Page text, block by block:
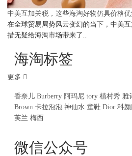
中美互加关税，这些海淘好物仍具价格优
在全球贸易局势风云变幻的当下，中美
措无疑给海淘市场带来了..
海淘标签
更多
香奈儿 Burberry 阿玛尼 tory 植村秀 雅
Brown 卡拉泡泡 神仙水 童鞋 Dior 科颜
芙兰 梅西
微信公众号